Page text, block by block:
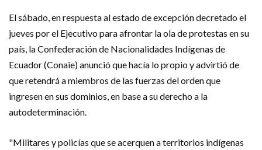
El sábado, en respuesta al estado de excepción decretado el
jueves por el Ejecutivo para afrontar la ola de protestas en su
país, la Confederación de Nacionalidades Indígenas de
Ecuador (Conaie) anunció que hacía lo propio y advirtió de
que retendrá a miembros de las fuerzas del orden que
ingresen en sus dominios, en base a su derecho a la
autodeterminación.
"Militares y policías que se acerquen a territorios indígenas